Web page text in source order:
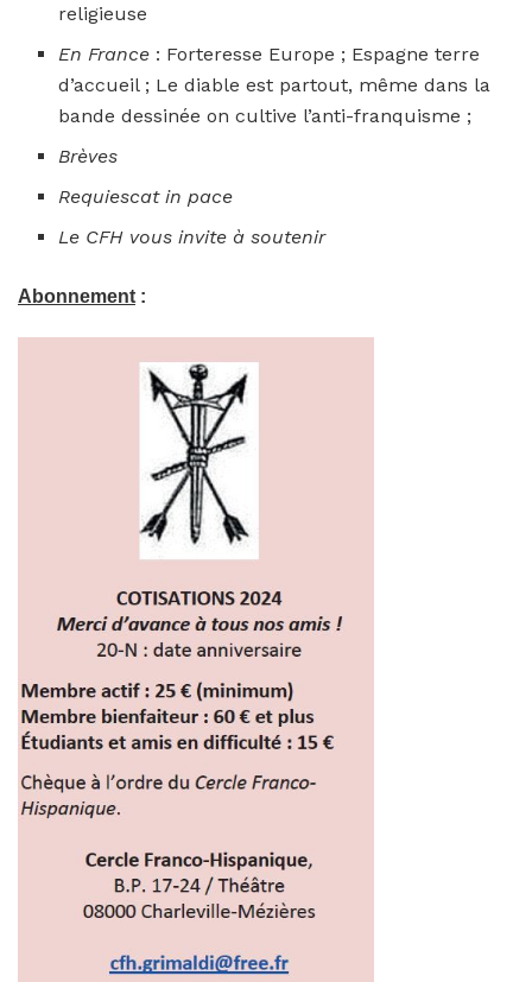
religieuse
En France : Forteresse Europe ; Espagne terre
d’accueil ; Le diable est partout, même dans la
bande dessinée on cultive l’anti-franquisme ;
Brèves
Requiescat in pace
Le CFH vous invite à soutenir
Abonnement :